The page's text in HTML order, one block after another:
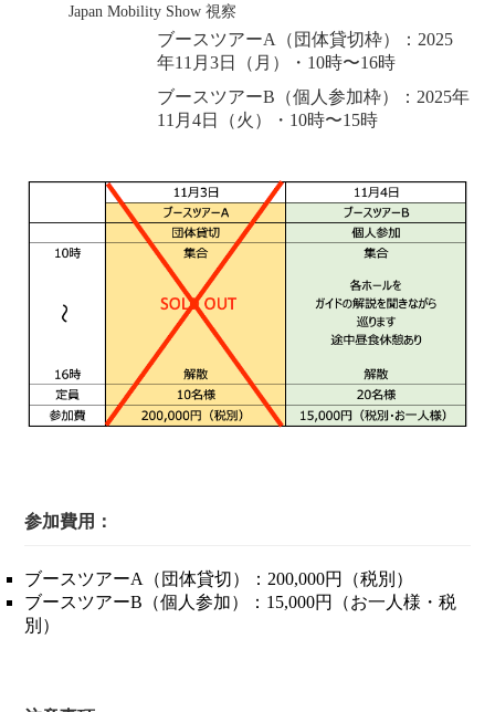
Japan Mobility Show 視察
ブースツアーA（団体貸切枠）：2025
年11月3日（月）・10時〜16時
ブースツアーB（個人参加枠）：2025年
11月4日（火）・10時〜15時
参加費用：
ブースツアーA（団体貸切）：200,000円（税別）
ブースツアーB（個人参加）：15,000円（お一人様・税
別）